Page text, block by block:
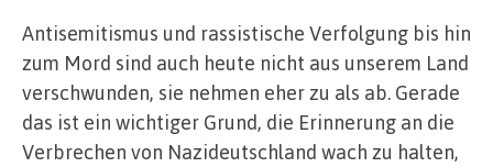
Antisemitismus und rassistische Verfolgung bis hin
zum Mord sind auch heute nicht aus unserem Land
verschwunden, sie nehmen eher zu als ab. Gerade
das ist ein wichtiger Grund, die Erinnerung an die
Verbrechen von Nazideutschland wach zu halten,